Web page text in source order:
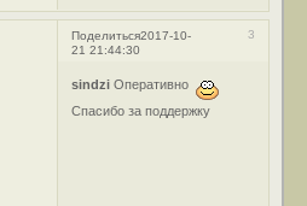
Поделиться 3
2017-10-
21 21:44:30
sindzi Оперативно
Спасибо за поддержку